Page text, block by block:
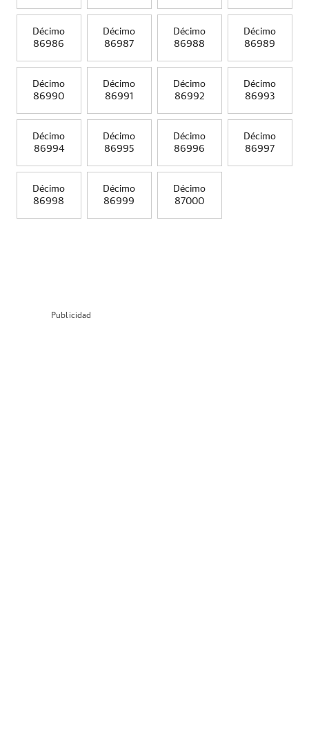
Décimo
86986
Décimo
86987
Décimo
86988
Décimo
86989
Décimo
86990
Décimo
86991
Décimo
86992
Décimo
86993
Décimo
86994
Décimo
86995
Décimo
86996
Décimo
86997
Décimo
86998
Décimo
86999
Décimo
87000
Publicidad